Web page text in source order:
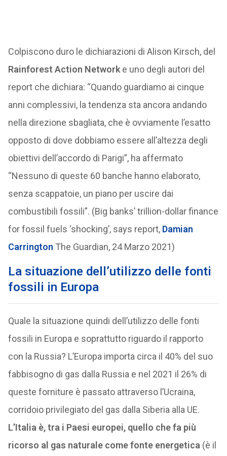
Colpiscono duro le dichiarazioni di Alison Kirsch, del
Rainforest Action Networke uno degli autori del
report che dichiara: “Quando guardiamo ai cinque
anni complessivi, la tendenza sta ancora andando
nella direzione sbagliata, che è ovviamente l’esatto
opposto di dove dobbiamo essere all’altezza degli
obiettivi dell’accordo di Parigi”, ha affermato
“Nessuno di queste 60 banche hanno elaborato,
senza scappatoie, un piano per uscire dai
combustibili fossili”. (Big banks’ trillion-dollar finance
for fossil fuels ‘shocking’, says report, Damian
Carrington The Guardian, 24 Marzo 2021)
La situazione dell’utilizzo delle fonti
fossili in Europa
Quale la situazione quindi dell’utilizzo delle fonti
fossili in Europa e soprattutto riguardo il rapporto
con la Russia? L’Europa importa circa il 40% del suo
fabbisogno di gas dalla Russia e nel 2021 il 26% di
queste forniture è passato attraverso l’Ucraina,
corridoio privilegiato del gas dalla Siberia alla UE.
L’Italia è, tra i Paesi europei, quello che fa più
ricorso al gas naturale come fonte energetica (è il